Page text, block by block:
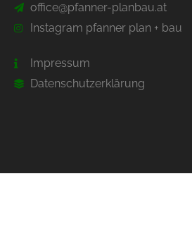
office@pfanner-planbau.at
Instagram pfanner plan + bau
Impressum
Datenschutzerklärung